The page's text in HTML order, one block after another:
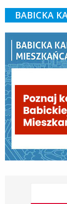
BABICKA